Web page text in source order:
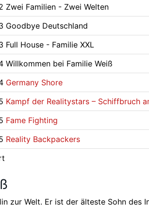
Zwei Familien - Zwei Welten
Goodbye Deutschland
Full House - Familie XXL
Willkommen bei Familie Weiß
Germany Shore
Kampf der Realitystars – Schiffbruch
Fame Fighting
Reality Backpackers
zur Welt. Er ist der älteste Sohn des